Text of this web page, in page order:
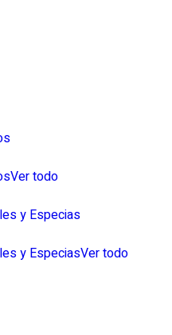
Ver todo
y Especias
y EspeciasVer todo